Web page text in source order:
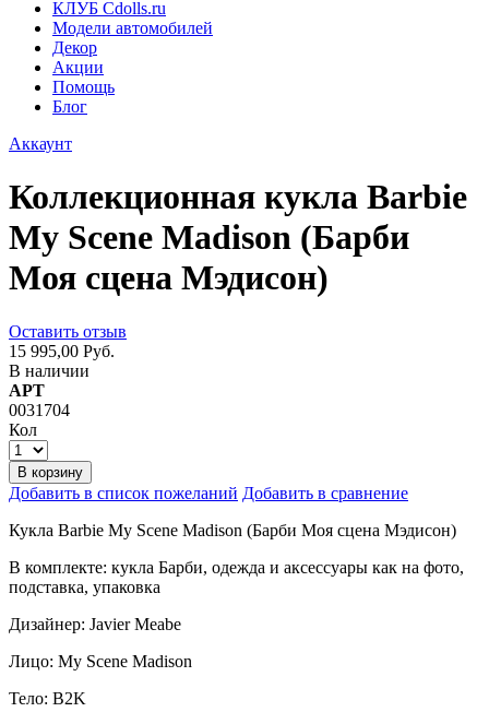
КЛУБ Cdolls.ru
Модели автомобилей
Декор
Акции
Помощь
Блог
Аккаунт
Коллекционная кукла Barbie
My Scene Madison (Барби
Моя сцена Мэдисон)
Оставить отзыв
15 995,00 Руб.
В наличии
АРТ
0031704
Кол
В корзину
Добавить в список пожеланий Добавить в сравнение
Кукла Barbie My Scene Madison (Барби Моя сцена Мэдисон)
В комплекте: кукла Барби, одежда и аксессуары как на фото,
подставка, упаковка
Дизайнер: Javier Meabe
Лицо: My Scene Madison
Тело: B2K